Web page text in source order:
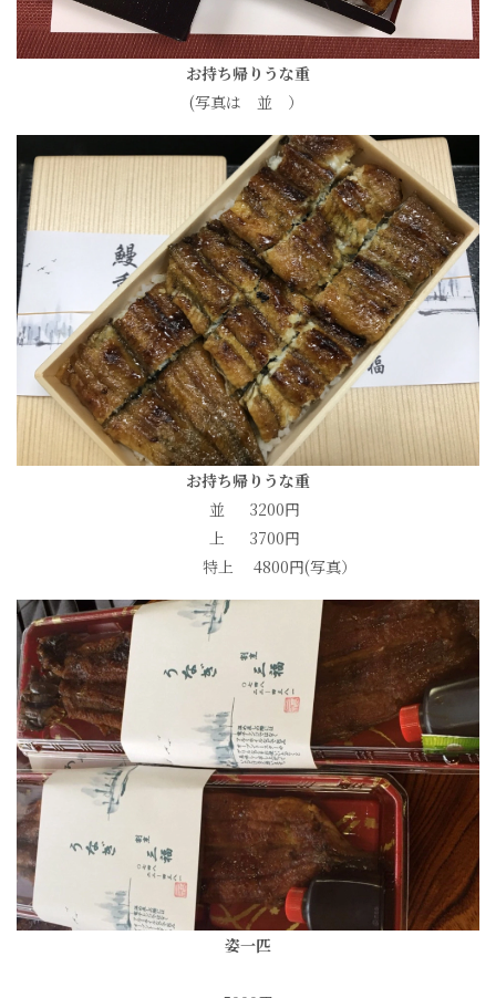
お持ち帰りうな重
(写真は 並 ）
お持ち帰りうな重
並 3200円
上 3700円
特上 4800円(写真）
姿一匹